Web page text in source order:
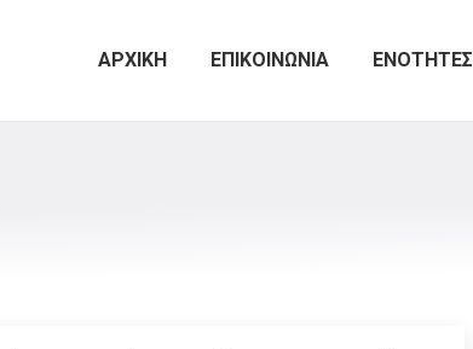
ΑΡΧΙΚΗ ΕΠΙΚΟΙΝΩΝΙΑ ΕΝΟΤΗΤΕΣ